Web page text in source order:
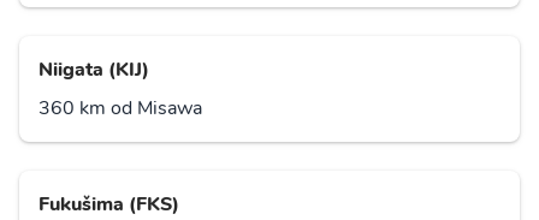
Niigata (KIJ)
360 km od Misawa
Fukušima (FKS)